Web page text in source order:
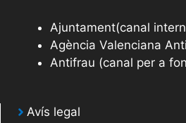
Ajuntament(canal
Agència Valenciana
Antifrau (canal per a
Avís legal